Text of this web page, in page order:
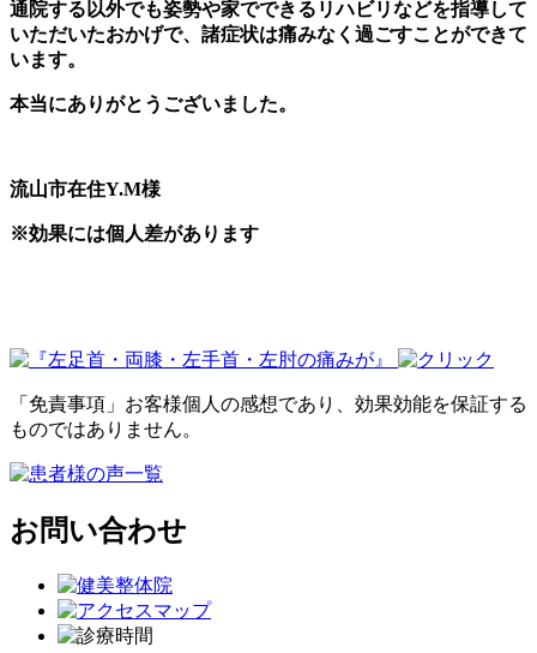
通院する以外でも姿勢や家でできるリハビリなどを指導して
いただいたおかげで、諸症状は痛みなく過ごすことができて
います。
本当にありがとうございました。
流山市在住Y.M様
※効果には個人差があります
「免責事項」お客様個人の感想であり、効果効能を保証する
ものではありません。
お問い合わせ